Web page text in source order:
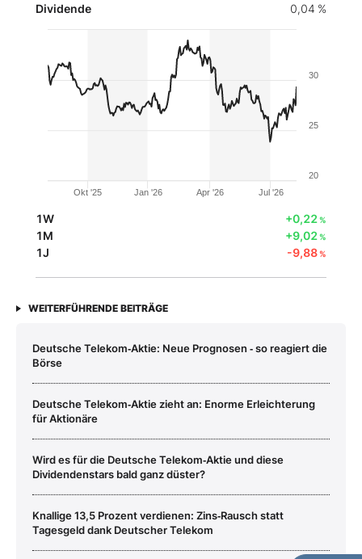
Dividende
0,04 %
Okt '25 Jan '26 Apr '26 Jul '26
20
25
30
1W +0,22%
1M +9,02%
1J -9,88%
WEITERFÜHRENDE BEITRÄGE
Deutsche Telekom‑Aktie: Neue Prognosen ‑ so reagiert die
Börse
Deutsche Telekom‑Aktie zieht an: Enorme Erleichterung
für Aktionäre
Wird es für die Deutsche Telekom‑Aktie und diese
Dividendenstars bald ganz düster?
Knallige 13,5 Prozent verdienen: Zins‑Rausch statt
Tagesgeld dank Deutscher Telekom